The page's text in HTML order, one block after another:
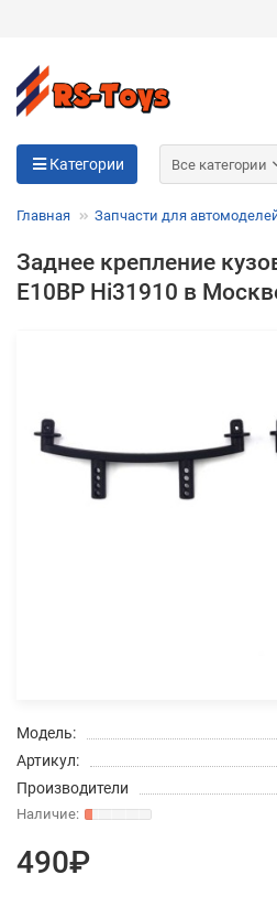
Категории Все категории
Главная Запчасти для
Заднее крепление
E10BP Hi31910 в
Модель:
Артикул:
Производители
490₽
Разбейте
без переплат
Сегодня
25%
выбранный способом
Оставшиеся